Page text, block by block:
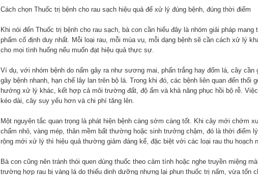
Cách chọn Thuốc trị bệnh cho rau sạch hiệu quả để xử lý đúng bệnh, đúng thời điểm
Khi nói đến Thuốc trị bệnh cho rau sạch, bà con cần hiểu đây là nhóm giải pháp
phẩm cố định duy nhất. Mỗi loại rau, mỗi mùa vụ, mỗi dạng bệnh sẽ cần cách xử lý
cho mọi tình huống nếu muốn đạt hiệu quả thực sự.
Ví dụ, với nhóm bệnh do nấm gây ra như sương mai, phấn trắng hay đốm lá, cây cần
gây bệnh nhanh, hạn chế lây lan trên bộ lá. Trong khi đó, các bệnh liên quan đến thối
hướng xử lý khác, kết hợp cả môi trường đất, độ ẩm và khả năng phục hồi bộ rễ.
kéo dài, cây suy yếu hơn và chi phí tăng lên.
Một nguyên tắc quan trọng là phát hiện bệnh càng sớm càng tốt. Khi cây mới chớm
chấm nhỏ, vàng mép, thân mềm bất thường hoặc sinh trưởng chậm, đó là thời điểm
rộng mới xử lý thì hiệu quả thường giảm đáng kể, đặc biệt với các loại rau thu hoạch
Bà con cũng nên tránh thói quen dùng thuốc theo cảm tính hoặc nghe truyền miệng
trường hợp rau bị vàng lá do thiếu dinh dưỡng nhưng lại phun thuốc trị nấm, vừa tốn